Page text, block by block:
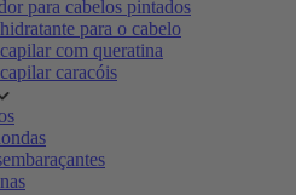
para cabelos pintados
para o cabelo
com queratina
caracóis